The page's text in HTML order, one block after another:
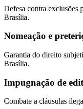
Defesa contra exclusões
Brasília.
Nomeação e
Garantia do direito
Brasília.
Impugnação de
Combate a cláusulas